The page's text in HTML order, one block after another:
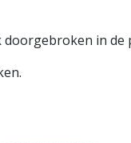
doorgebroken in